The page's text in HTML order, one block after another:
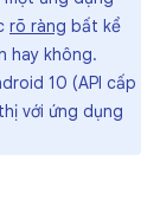
rõ ràng bất kể
hay không.
10 (API cấp
với ứng dụng